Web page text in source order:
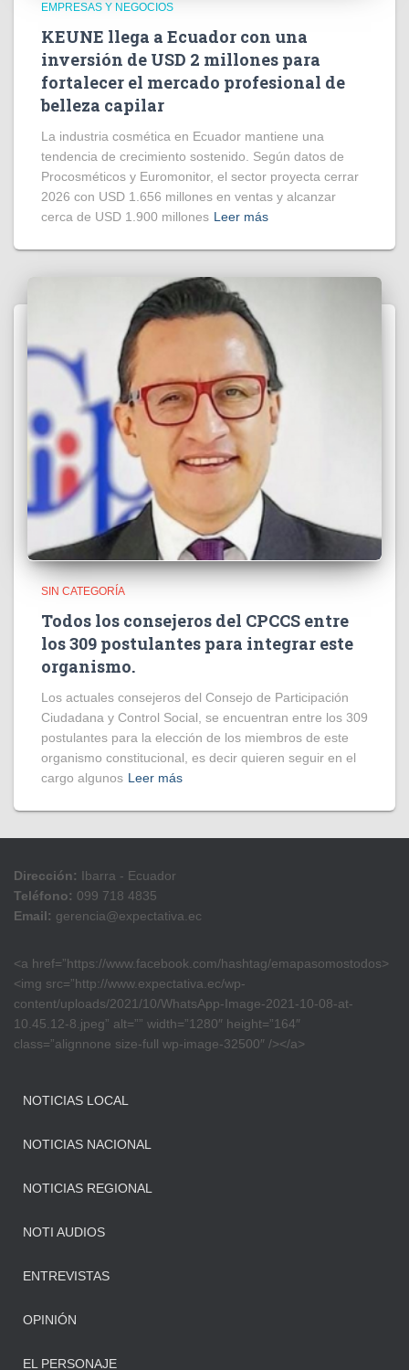
EMPRESAS Y NEGOCIOS
KEUNE llega a Ecuador con una
inversión de USD 2 millones para
fortalecer el mercado profesional de
belleza capilar
La industria cosmética en Ecuador mantiene una
tendencia de crecimiento sostenido. Según datos de
Procosméticos y Euromonitor, el sector proyecta cerrar
2026 con USD 1.656 millones en ventas y alcanzar
cerca de USD 1.900 millones Leer más
SIN CATEGORÍA
Todos los consejeros del CPCCS entre
los 309 postulantes para integrar este
organismo.
Los actuales consejeros del Consejo de Participación
Ciudadana y Control Social, se encuentran entre los 309
postulantes para la elección de los miembros de este
organismo constitucional, es decir quieren seguir en el
cargo algunos Leer más
Dirección: Ibarra - Ecuador
Teléfono: 099 718 4835
Email: gerencia@expectativa.ec
<a href=”https://www.facebook.com/hashtag/emapasomostodos>
<img src=”http://www.expectativa.ec/wp-
content/uploads/2021/10/WhatsApp-Image-2021-10-08-at-
10.45.12-8.jpeg” alt=”” width=”1280″ height=”164″
class=”alignnone size-full wp-image-32500″ /></a>
NOTICIAS LOCAL
NOTICIAS NACIONAL
NOTICIAS REGIONAL
NOTI AUDIOS
ENTREVISTAS
OPINIÓN
EL PERSONAJE